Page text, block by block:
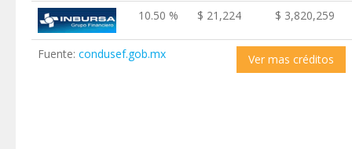
10.50 % $ 21,224 $ 3,820,259
Fuente: condusef.gob.mx Ver mas créditos